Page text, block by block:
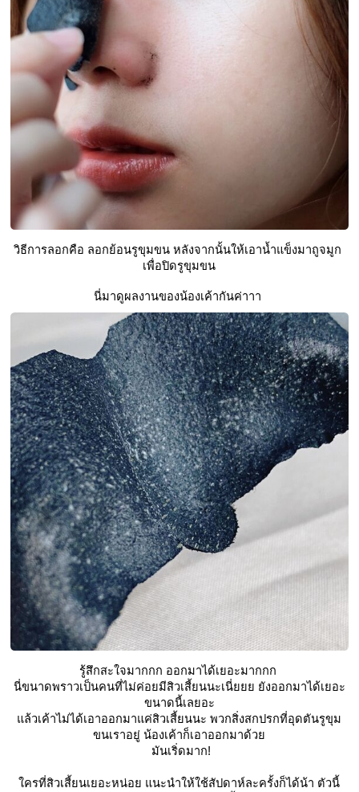
วิธีการลอกคือ ลอกย้อนรูขุมขน หลังจากนั้นให้เอาน้ำแข็งมาถูจมูก
เพื่อปิดรูขุมขน
นี่มาดูผลงานของน้องเค้ากันค่าาา
รู้สึกสะใจมากกก ออกมาได้เยอะมากกก
นี่ขนาดพราวเป็นคนที่ไม่ค่อยมีสิวเสี้ยนนะเนี่ยยย ยังออกมาได้เยอะ
ขนาดนี้เลยอะ
แล้วเค้าไม่ได้เอาออกมาแค่สิวเสี้ยนนะ พวกสิ่งสกปรกที่อุดตันรูขุม
ขนเราอยู่ น้องเค้าก็เอาออกมาด้วย
มันเริ่ดมาก!
ใครที่สิวเสี้ยนเยอะหน่อย แนะนำให้ใช้สัปดาห์ละครั้งก็ได้น้า ตัวนี้